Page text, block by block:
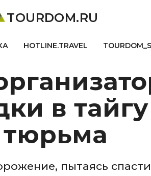
TOURDOM.RU
HOTLINE.TRAVEL
в
тюрьма
пытаясь